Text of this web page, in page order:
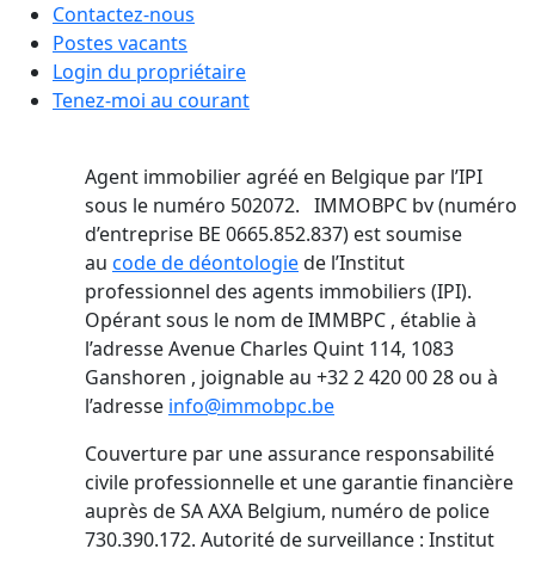
Contactez-nous
Postes vacants
Login du propriétaire
Tenez-moi au courant
Agent immobilier agréé en Belgique par l’IPI
sous le numéro 502072. IMMOBPC bv (numéro
d’entreprise BE 0665.852.837) est soumise
au code de déontologiede l’Institut
professionnel des agents immobiliers (IPI).
Opérant sous le nom de IMMBPC , établie à
l’adresse Avenue Charles Quint 114, 1083
Ganshoren , joignable au +32 2 420 00 28 ou à
l’adresse info@immobpc.be
Couverture par une assurance responsabilité
civile professionnelle et une garantie financière
auprès de SA AXA Belgium, numéro de police
730.390.172. Autorité de surveillance : Institut